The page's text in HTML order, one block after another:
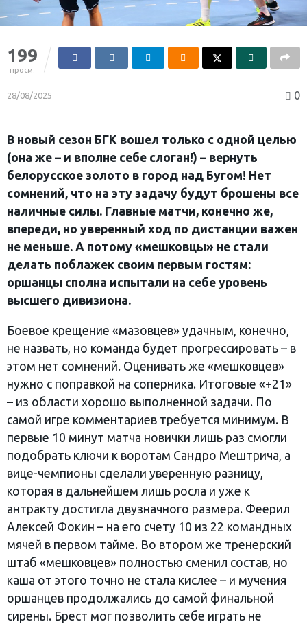
199
просм.
28/08/2025 0
В новый сезон БГК вошел только с одной целью
(она же – и вполне себе слоган!) – вернуть
белорусское золото в город над Бугом! Нет
сомнений, что на эту задачу будут брошены все
наличные силы. Главные матчи, конечно же,
впереди, но уверенный ход по дистанции важен
не меньше. А потому «мешковцы» не стали
делать поблажек своим первым гостям:
оршанцы сполна испытали на себе уровень
высшего дивизиона.
Боевое крещение «мазовцев» удачным, конечно,
не назвать, но команда будет прогрессировать – в
этом нет сомнений. Оценивать же «мешковцев»
нужно с поправкой на соперника. Итоговые «+21»
– из области хорошо выполненной задачи. По
самой игре комментариев требуется минимум. В
первые 10 минут матча новички лишь раз смогли
подобрать ключи к воротам Сандро Мештрича, а
вице-чемпионы сделали уверенную разницу,
которая в дальнейшем лишь росла и уже к
антракту достигла двузначного размера. Феерил
Алексей Фокин – на его счету 10 из 22 командных
мячей в первом тайме. Во втором же тренерский
штаб «мешковцев» полностью сменил состав, но
каша от этого точно не стала кислее – и мучения
оршанцев продолжались до самой финальной
сирены. Брест мог позволить себе играть не